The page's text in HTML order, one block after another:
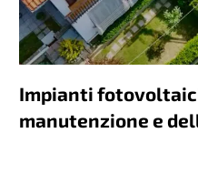
Impianti
manutenzione e